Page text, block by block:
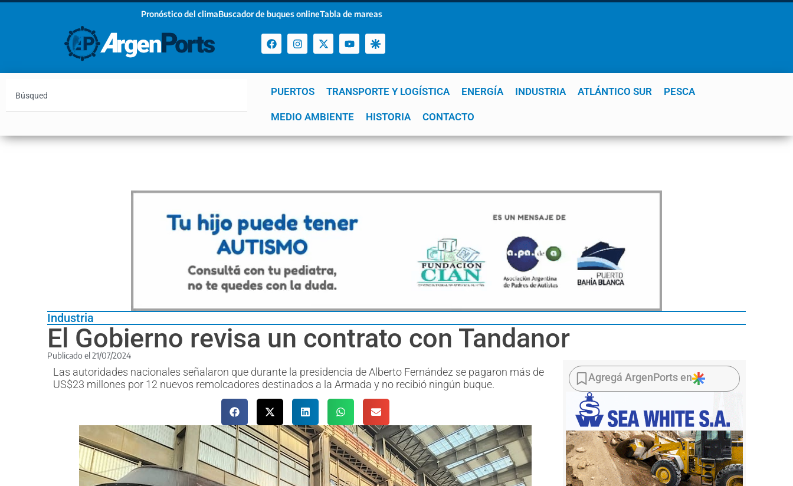
Pronóstico del climaBuscador de buques onlineTabla de mareas
PUERTOS TRANSPORTE Y LOGÍSTICA ENERGÍA INDUSTRIA ATLÁNTICO SUR PESCA
MEDIO AMBIENTE HISTORIA CONTACTO
YPF GNL Mar del Plata Patagonia Quequén
Industria
El Gobierno revisa un contrato con Tandanor
Publicado el 21/07/2024
Las autoridades nacionales señalaron que durante la presidencia de Alberto Fernández se pagaron más de
US$23 millones por 12 nuevos remolcadores destinados a la Armada y no recibió ningún buque.
Agregá ArgenPorts en
¡Sumate a nuestro Newsletter!
Email
Estoy de acuerdo con las condiciones y políticas de